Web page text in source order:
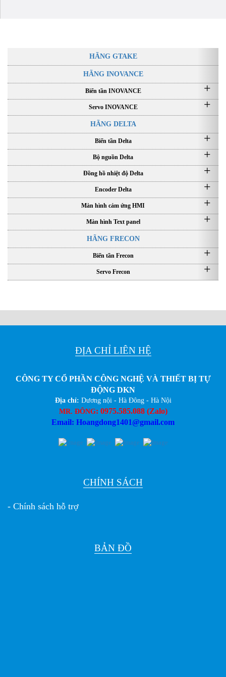
HÃNG GTAKE
HÃNG INOVANCE
Biến tần INOVANCE
Servo INOVANCE
HÃNG DELTA
Biến tần Delta
Bộ nguồn Delta
Đồng hồ nhiệt độ Delta
Encoder Delta
Màn hình cảm ứng HMI
Màn hình Text panel
HÃNG FRECON
Biến tần Frecon
Servo Frecon
ĐỊA CHỈ LIÊN HỆ
CÔNG TY CỔ PHẦN CÔNG NGHỆ VÀ THIẾT BỊ TỰ
ĐỘNG DKN
Địa chỉ: Dương nội - Hà Đông - Hà Nội
MR. ĐÔNG: 0975.585.088 (Zalo)
Email: Hoangdong1401@gmail.com
CHÍNH SÁCH
- Chính sách hỗ trợ
BẢN ĐỒ